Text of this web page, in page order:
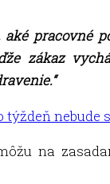
pracovné
zákaz
nebude
na